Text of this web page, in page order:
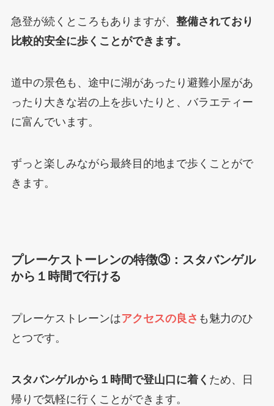
急登が続くところもありますが、 整備されており
比較的安全に歩くことができます。
道中の景色も、途中に湖があったり避難小屋があ
ったり大きな岩の上を歩いたりと、バラエティー
に富んでいます。
ずっと楽しみながら最終目的地まで歩くことがで
きます。
プレーケストーレンの特徴③：スタバンゲル
から１時間で行ける
プレーケストレーンはアクセスの良さ も魅力のひ
とつです。
スタバンゲルから１時間で登山口に着く ため、日
帰りで気軽に行くことができます。